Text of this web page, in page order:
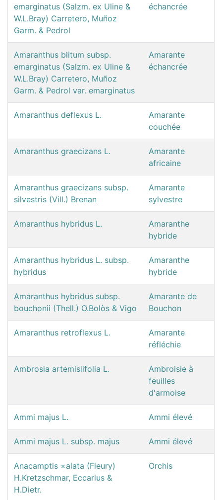
emarginatus (Salzm. ex Uline &
W.L.Bray) Carretero, Muñoz
Garm. & Pedrol
échancrée
Amaranthus blitum subsp.
emarginatus (Salzm. ex Uline &
W.L.Bray) Carretero, Muñoz
Garm. & Pedrol var. emarginatus
Amarante
échancrée
Amaranthus deflexus L.
Amarante
couchée
Amaranthus graecizans L.
Amarante
africaine
Amaranthus graecizans subsp.
silvestris (Vill.) Brenan
Amarante
sylvestre
Amaranthus hybridus L.
Amaranthe
hybride
Amaranthus hybridus L. subsp.
hybridus
Amaranthe
hybride
Amaranthus hybridus subsp.
bouchonii (Thell.) O.Bolòs & Vigo
Amarante de
Bouchon
Amaranthus retroflexus L.
Amarante
réfléchie
Ambrosia artemisiifolia L.
Ambroisie à
feuilles
d'armoise
Ammi majus L. Ammi élevé
Ammi majus L. subsp. majus Ammi élevé
Anacamptis ×alata (Fleury)
H.Kretzschmar, Eccarius &
H.Dietr.
Orchis